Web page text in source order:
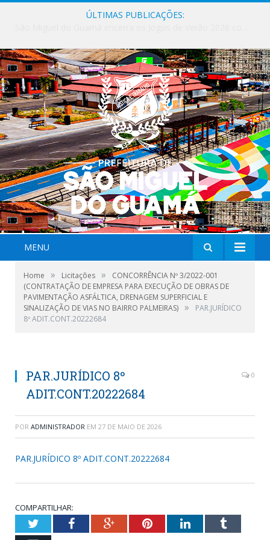
ÚLTIMAS PUBLICAÇÕES:
MENU
Home » Licitações »
CONCORRÊNCIA Nº 3/2022-001
(CONTRATAÇÃO DE EMPRESA PARA EXECUÇÃO DE OBRAS DE
PAVIMENTAÇÃO ASFÁLTICA, DRENAGEM SUPERFICIAL E
SINALIZAÇÃO DE VIAS NO BAIRRO PALMEIRAS) »
PAR.JURÍDICO
8º ADIT.CONT.20222684
PAR.JURÍDICO 8º
ADIT.CONT.20222684
0
POR ADMINISTRADOR EM 27 DE MAIO DE 2026
PAR.JURÍDICO 8º ADIT.CONT.20222684
COMPARTILHAR:
TwitterFacebookGoogle+PinterestLinkedInTumblr